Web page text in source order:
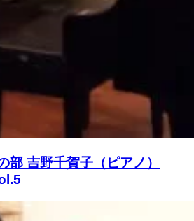
部 吉野千賀子（ピアノ）